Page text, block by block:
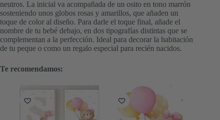
neutros. La inicial va acompañada de un osito en tono marrón
sosteniendo unos globos rosas y amarillos, que añaden un
toque de color al diseño. Para darle el toque final, añade el
nombre de tu bebé debajo, en dos tipografías distintas que se
complementan a la perfección. Ideal para decorar la habitación
de tu peque o como un regalo especial para recién nacidos.
Te recomendamos: